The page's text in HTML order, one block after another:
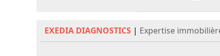
EXEDIA DIAGNOSTICS | Expertise